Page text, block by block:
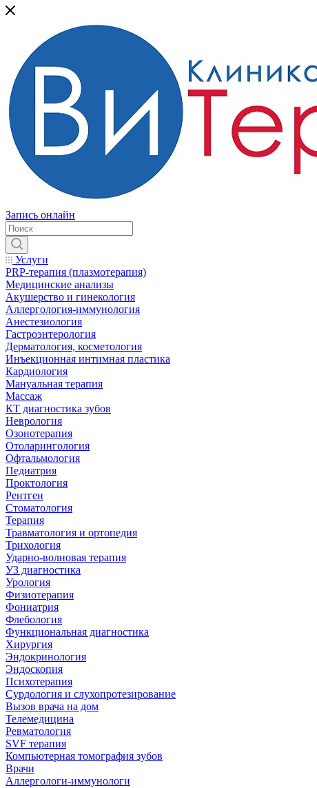
Запись онлайн
Услуги
PRP-терапия (плазмотерапия)
Медицинские анализы
Акушерство и гинекология
Аллергология-иммунология
Анестезиология
Гастроэнтерология
Дерматология, косметология
Инъекционная интимная пластика
Кардиология
Мануальная терапия
Массаж
КТ диагностика зубов
Неврология
Озонотерапия
Отоларингология
Офтальмология
Педиатрия
Проктология
Рентген
Стоматология
Терапия
Травматология и ортопедия
Трихология
Ударно-волновая терапия
УЗ диагностика
Урология
Физиотерапия
Фониатрия
Флебология
Функциональная диагностика
Хирургия
Эндокринология
Эндоскопия
Психотерапия
Сурдология и слухопротезирование
Вызов врача на дом
Телемедицина
Ревматология
SVF терапия
Компьютерная томография зубов
Врачи
Аллергологи-иммунологи